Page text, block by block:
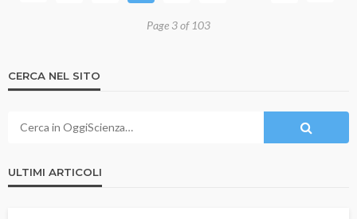
Page 3 of 103
CERCA NEL SITO
ULTIMI ARTICOLI